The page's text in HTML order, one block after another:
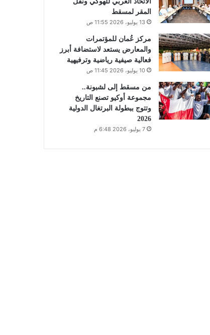
المقر لمسقط
13 يوليو، 2026 11:55 ص
مركز عُمان للمؤتمرات
والمعارض يستعد لاستضافة أبرز
فعالية صيفية رياضية وترفيهية
10 يوليو، 2026 11:45 ص
من مسقط إلى لشبونة..
مجموعة أوكيو تصنع التاريخ
وتتوج ببطولة البرتغال الدولية
2026
7 يوليو، 2026 6:48 م